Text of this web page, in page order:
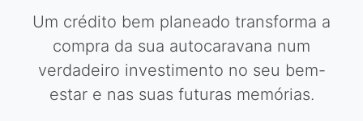
Um crédito bem planeado transforma a
compra da sua autocaravana num
verdadeiro investimento no seu bem-
estar e nas suas futuras memórias.